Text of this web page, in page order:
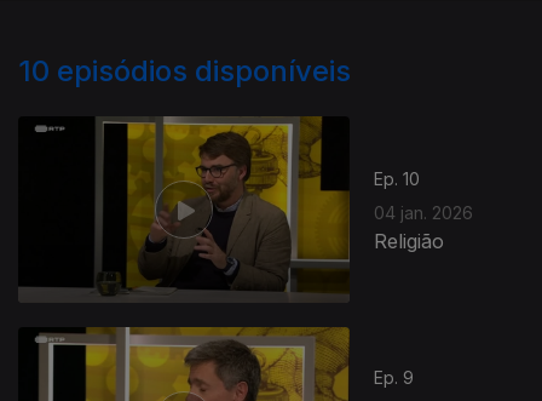
10 episódios disponíveis
Ep. 10
04 jan. 2026
Religião
Ep. 9